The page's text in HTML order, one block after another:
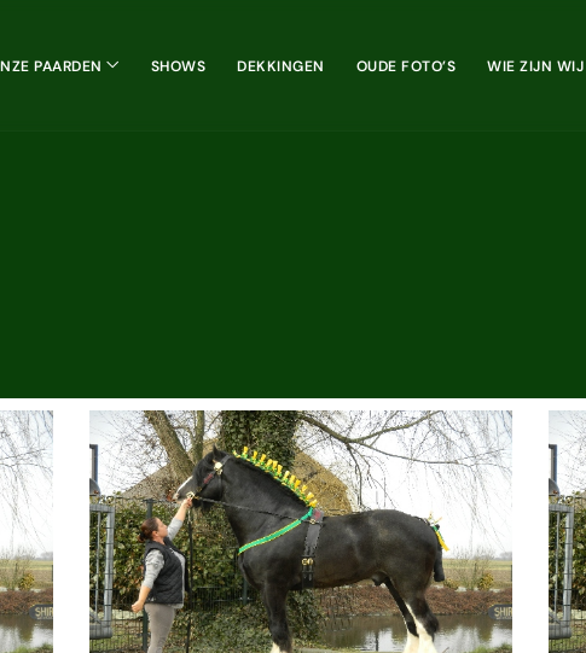
PAARDEN SHOWS DEKKINGEN OUDE FOTO’S WIE ZIJN WIJ